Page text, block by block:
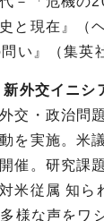
と現在』（
い』（集英
外交イニシ
交・政治問
を実施。米
催。研究課
米従属 知
様な声をワ